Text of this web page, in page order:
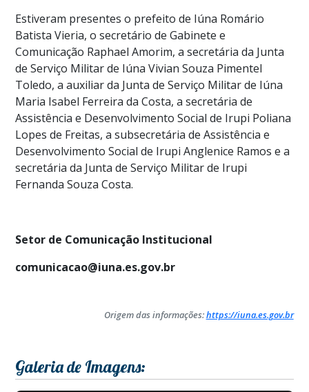
Estiveram presentes o prefeito de Iúna Romário
Batista Vieria, o secretário de Gabinete e
Comunicação Raphael Amorim, a secretária da Junta
de Serviço Militar de Iúna Vivian Souza Pimentel
Toledo, a auxiliar da Junta de Serviço Militar de Iúna
Maria Isabel Ferreira da Costa, a secretária de
Assistência e Desenvolvimento Social de Irupi Poliana
Lopes de Freitas, a subsecretária de Assistência e
Desenvolvimento Social de Irupi Anglenice Ramos e a
secretária da Junta de Serviço Militar de Irupi
Fernanda Souza Costa.
Setor de Comunicação Institucional
comunicacao@iuna.es.gov.br
Origem das informações:https://iuna.es.gov.br
Galeria de Imagens: